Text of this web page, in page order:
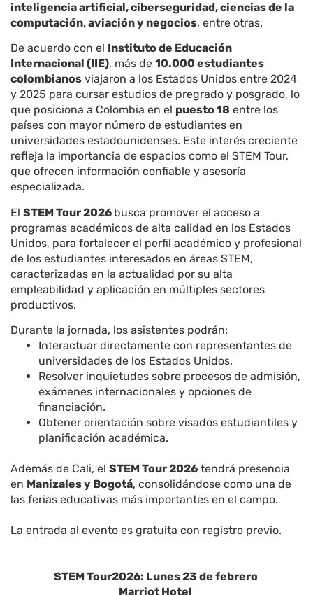
inteligencia artificial, ciberseguridad, ciencias de la
computación, aviación y negocios, entre otras.
De acuerdo con el Instituto de Educación
Internacional (IIE), más de 10.000 estudiantes
colombianos viajaron a los Estados Unidos entre 2024
y 2025 para cursar estudios de pregrado y posgrado, lo
que posiciona a Colombia en el puesto 18 entre los
países con mayor número de estudiantes en
universidades estadounidenses. Este interés creciente
refleja la importancia de espacios como el STEM Tour,
que ofrecen información confiable y asesoría
especializada.
El STEM Tour 2026 busca promover el acceso a
programas académicos de alta calidad en los Estados
Unidos, para fortalecer el perfil académico y profesional
de los estudiantes interesados en áreas STEM,
caracterizadas en la actualidad por su alta
empleabilidad y aplicación en múltiples sectores
productivos.
Durante la jornada, los asistentes podrán:
Interactuar directamente con representantes de
universidades de los Estados Unidos.
Resolver inquietudes sobre procesos de admisión,
exámenes internacionales y opciones de
financiación.
Obtener orientación sobre visados estudiantiles y
planificación académica.
Además de Cali, el STEM Tour 2026 tendrá presencia
en Manizales y Bogotá, consolidándose como una de
las ferias educativas más importantes en el campo.
La entrada al evento es gratuita con registro previo.
STEM Tour2026: Lunes 23 de febrero
Marriot Hotel